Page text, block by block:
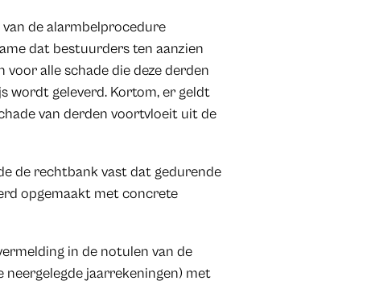
de alarmbelprocedure
dat bestuurders ten aanzien
alle schade die deze derden
wordt geleverd. Kortom, er geldt
van derden voortvloeit uit de
de rechtbank vast dat gedurende
opgemaakt met concrete
in de notulen van de
neergelegde jaarrekeningen) met